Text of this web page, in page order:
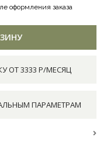
оформления заказа
ОТ 3333 Р/МЕСЯЦ
ПАРАМЕТРАМ